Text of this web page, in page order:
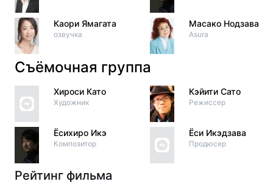
Каори Ямагата
озвучка
Масако Нодзава
Asura
Съёмочная группа
Хироси Като
Художник
Ёсихиро Икэ
Композитор
Кэйити Сато
Режиссер
Ёси Икэдзава
Продюсер
Рейтинг фильма